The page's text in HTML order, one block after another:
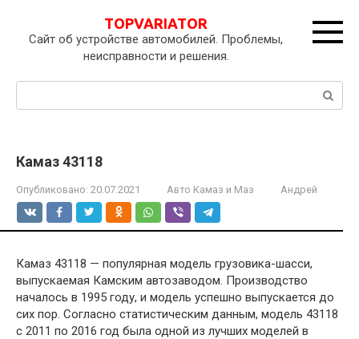
контенту
TOPVARIATOR
Сайт об устройстве автомобилей. Проблемы,
неисправности и решения.
Поиск:
Камаз 43118
Опубликовано: 20.07.2021 Авто Камаз и Маз Андрей
Камаз 43118 — популярная модель грузовика-шасси,
выпускаемая Камским автозаводом. Производство
началось в 1995 году, и модель успешно выпускается до
сих пор. Согласно статистическим данным, модель 43118
с 2011 по 2016 год была одной из лучших моделей в